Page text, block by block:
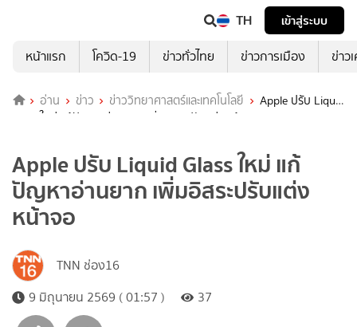
TH
เข้าสู่ระบบ
หน้าแรก
โควิด-19 ข่าวทั่วไทย ข่าวการเมือง ข่าว
อ่าน ข่าว ข่าววิทยาศาสตร์และเทคโนโลยี
Apple ปรับ Liquid
Glass ใหม่ แก้ปัญหาอ่านยาก เพิ่มอิสระปรับแต่งหน้าจอ
Apple ปรับ Liquid Glass ใหม่ แก้
ปัญหาอ่านยาก เพิ่มอิสระปรับแต่ง
หน้าจอ
TNN ช่อง16
9 มิถุนายน 2569 ( 01:57 )
37